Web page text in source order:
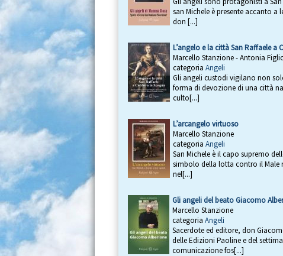
san Michele è presente accanto a
don [...]
L’angelo e la città San Raffaele a
Marcello Stanzione - Antonia
categoria Angeli
Gli angeli custodi vigilano non
forma di devozione di una città
culto[...]
L’arcangelo virtuoso
Marcello Stanzione
categoria Angeli
San Michele è il capo supremo
simbolo della lotta contro il Male
nel[...]
Gli angeli del beato Giacomo
Marcello Stanzione
categoria Angeli
Sacerdote ed editore, don
delle Edizioni Paoline e del
comunicazione fos[...]